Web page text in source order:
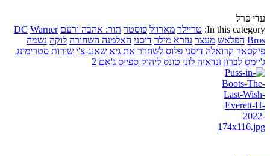
עדי פרל
In this category: טריילר מארוול פוסטר תור: אהבה ורעם DC Warner
Bros הפלאש מעצר עזרא מילר דיסני האלמנה השחורה לוקה נשמה
פיקסאר קרואלה דיסני פלוס לשחרר את גיא שאנג-צ'י שירות סטרימינג
ג'יימס לברון זנדאיה לוני טונס ליהוק ספייס ג'אם 2